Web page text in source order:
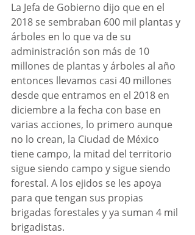
La Jefa de Gobierno dijo que en el
2018 se sembraban 600 mil plantas y
árboles en lo que va de su
administración son más de 10
millones de plantas y árboles al año
entonces llevamos casi 40 millones
desde que entramos en el 2018 en
diciembre a la fecha con base en
varias acciones, lo primero aunque
no lo crean, la Ciudad de México
tiene campo, la mitad del territorio
sigue siendo campo y sigue siendo
forestal. A los ejidos se les apoya
para que tengan sus propias
brigadas forestales y ya suman 4 mil
brigadistas.